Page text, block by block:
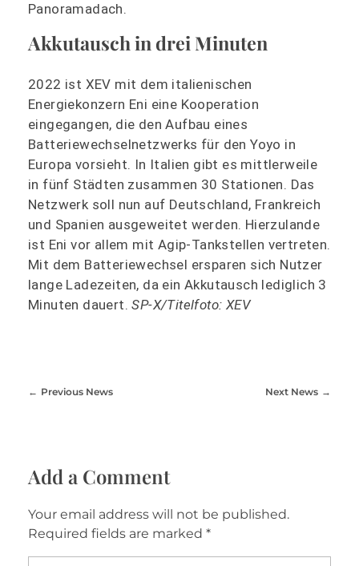
Panoramadach.
Akkutausch in drei Minuten
2022 ist XEV mit dem italienischen
Energiekonzern Eni eine Kooperation
eingegangen, die den Aufbau eines
Batteriewechselnetzwerks für den Yoyo in
Europa vorsieht. In Italien gibt es mittlerweile
in fünf Städten zusammen 30 Stationen. Das
Netzwerk soll nun auf Deutschland, Frankreich
und Spanien ausgeweitet werden. Hierzulande
ist Eni vor allem mit Agip-Tankstellen vertreten.
Mit dem Batteriewechsel ersparen sich Nutzer
lange Ladezeiten, da ein Akkutausch lediglich 3
Minuten dauert.SP-X/Titelfoto: XEV
Previous News Next News
Add a Comment
Your email address will not be published.
Required fields are marked *